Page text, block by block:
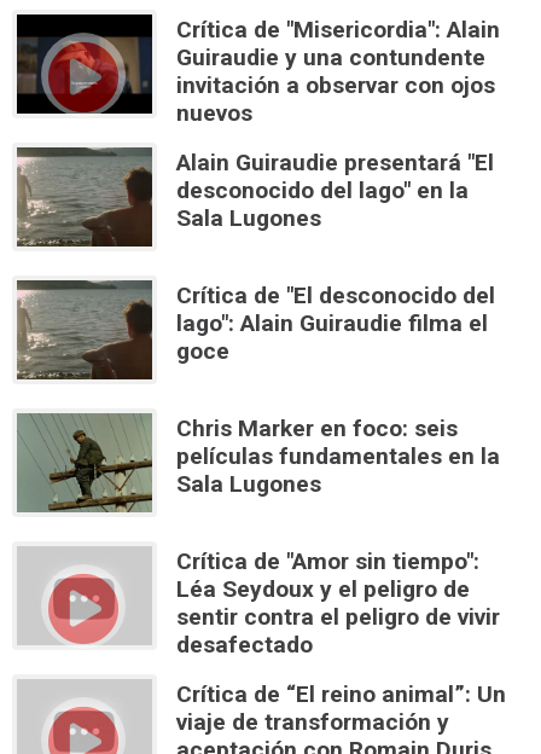
Crítica de "Misericordia": Alain
Guiraudie y una contundente
invitación a observar con ojos
nuevos
Alain Guiraudie presentará "El
desconocido del lago" en la
Sala Lugones
Crítica de "El desconocido del
lago": Alain Guiraudie filma el
goce
Chris Marker en foco: seis
películas fundamentales en la
Sala Lugones
Crítica de "Amor sin tiempo":
Léa Seydoux y el peligro de
sentir contra el peligro de vivir
desafectado
Crítica de “El reino animal”: Un
viaje de transformación y